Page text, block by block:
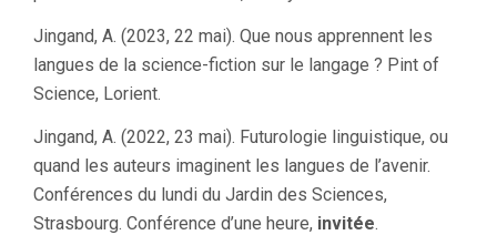
Jingand, A. (2023, 22 mai). Que nous apprennent les
langues de la science-fiction sur le langage ? Pint of
Science, Lorient.
Jingand, A. (2022, 23 mai). Futurologie linguistique, ou
quand les auteurs imaginent les langues de l’avenir.
Conférences du lundi du Jardin des Sciences,
Strasbourg. Conférence d’une heure, invitée.